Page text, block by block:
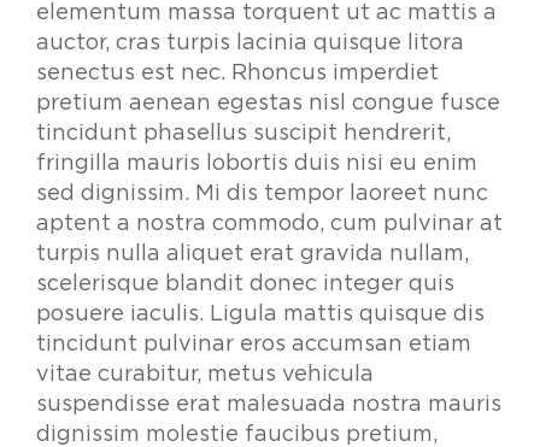
elementum massa torquent ut ac mattis a
auctor, cras turpis lacinia quisque litora
senectus est nec. Rhoncus imperdiet
pretium aenean egestas nisl congue fusce
tincidunt phasellus suscipit hendrerit,
fringilla mauris lobortis duis nisi eu enim
sed dignissim. Mi dis tempor laoreet nunc
aptent a nostra commodo, cum pulvinar at
turpis nulla aliquet erat gravida nullam,
scelerisque blandit donec integer quis
posuere iaculis. Ligula mattis quisque dis
tincidunt pulvinar eros accumsan etiam
vitae curabitur, metus vehicula
suspendisse erat malesuada nostra mauris
dignissim molestie faucibus pretium,